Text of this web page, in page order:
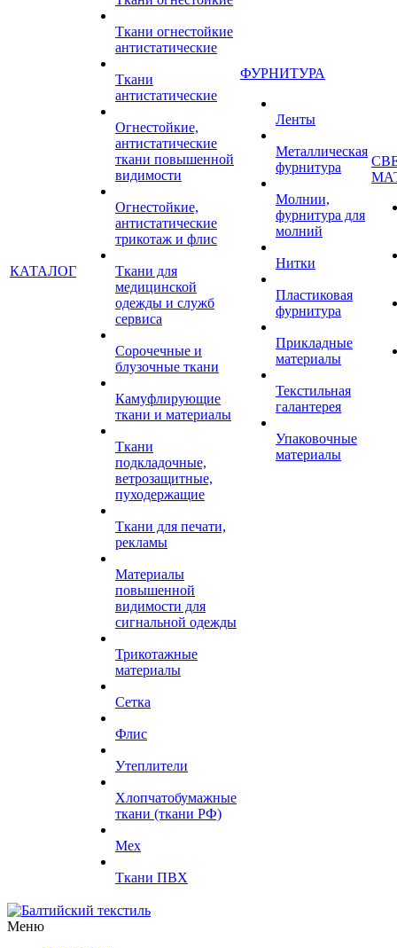
КАТАЛОГ
Ткани огнестойкие
антистатические
Ткани
антистатические
Огнестойкие,
антистатические
ткани повышенной
видимости
Огнестойкие,
антистатические
трикотаж и флис
Ткани для
медицинской
одежды и служб
сервиса
Сорочечные и
блузочные ткани
Камуфлирующие
ткани и материалы
Ткани
подкладочные,
ветрозащитные,
пуходержащие
Ткани для печати,
рекламы
Материалы
повышенной
видимости для
сигнальной одежды
Трикотажные
материалы
Сетка
Флис
Утеплители
Хлопчатобумажные
ткани (ткани РФ)
Мех
Ткани ПВХ
ФУРНИТУРА
Ленты
Металлическая
фурнитура
Молнии,
фурнитура для
молний
Нитки
Пластиковая
фурнитура
Прикладные
материалы
Текстильная
галантерея
Упаковочные
материалы
Меню